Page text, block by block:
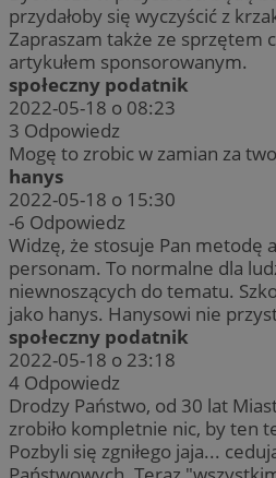
przydałoby się wyczyścić z
Zapraszam także ze sprzętem
artykułem sponsorowanym.
społeczny podatnik
2022-05-18 o 08:23
3 Odpowiedz
Mogę to zrobic w zamian za
hanys
2022-05-18 o 15:30
-6 Odpowiedz
Widzę, że stosuje Pan metodę
personam. To normalne dla
niewnoszących do tematu.
jako hanys. Hanysowi nie
społeczny podatnik
2022-05-18 o 23:18
4 Odpowiedz
Drodzy Państwo, od 30 lat
zrobiło kompletnie nic, by ten
Pozbyli się zgniłego jaja...